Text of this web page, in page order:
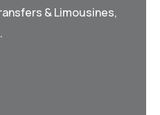
& Limousines,